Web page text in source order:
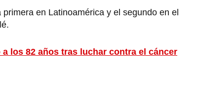
en Latinoamérica y el segundo en el
a los 82 años tras luchar contra el cáncer